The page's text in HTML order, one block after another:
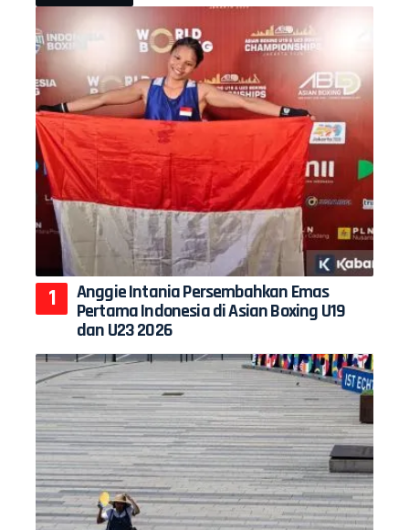
Anggie Intania Persembahkan Emas
Pertama Indonesia di Asian Boxing U19
dan U23 2026